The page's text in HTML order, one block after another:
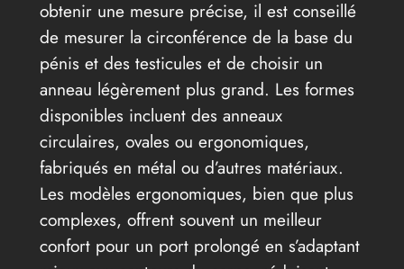
obtenir une mesure précise, il est conseillé
de mesurer la circonférence de la base du
pénis et des testicules et de choisir un
anneau légèrement plus grand. Les formes
disponibles incluent des anneaux
circulaires, ovales ou ergonomiques,
fabriqués en métal ou d’autres matériaux.
Les modèles ergonomiques, bien que plus
complexes, offrent souvent un meilleur
confort pour un port prolongé en s’adaptant